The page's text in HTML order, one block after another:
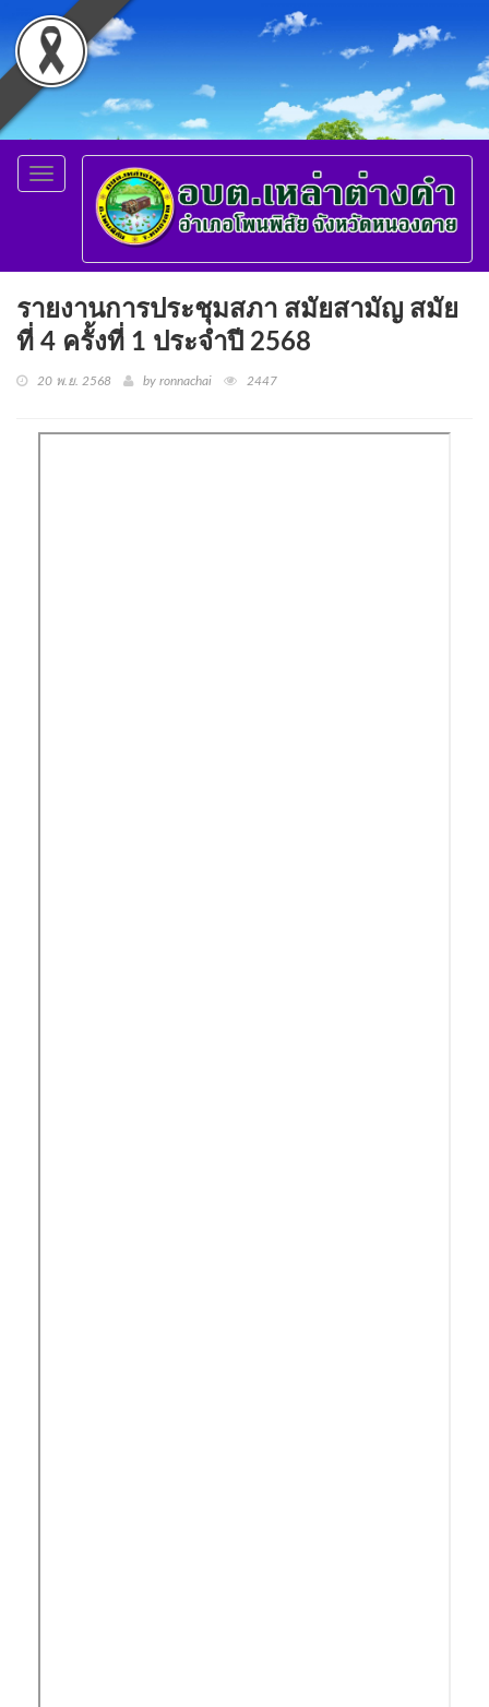
Toggle
navigation
รายงานการประชุมสภา สมัยสามัญ สมัย
ที่ 4 ครั้งที่ 1 ประจำปี 2568
20 พ.ย. 2568 by ronnachai 2447